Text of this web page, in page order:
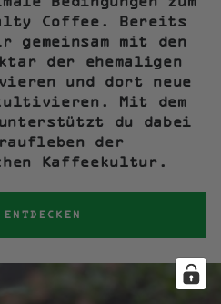
Coffee. Bereits
mit den
der ehemaligen
und dort neue
Mit dem
du dabei
der
Kaffeekultur.